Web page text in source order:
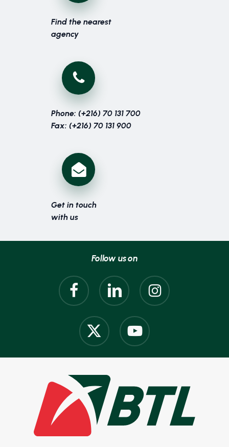
Find the nearest
agency
Phone: (+216) 70 131 700
Fax: (+216) 70 131 900
Get in touch
with us
Follow us on